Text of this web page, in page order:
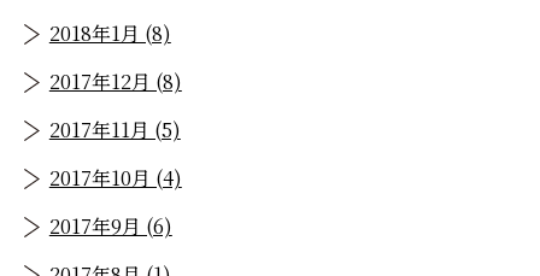
2018年1月 (8)
2017年12月 (8)
2017年11月 (5)
2017年10月 (4)
2017年9月 (6)